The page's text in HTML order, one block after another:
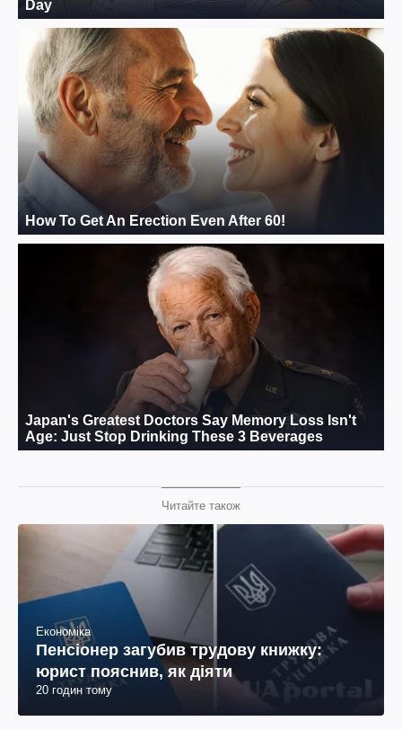
Читайте також
Економіка
Пенсіонер загубив трудову книжку:
юрист пояснив, як діяти
20 годин тому